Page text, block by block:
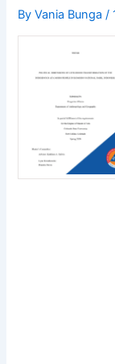
ByVania Bunga/